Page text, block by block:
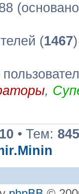
(1467
,
• Тем: 845